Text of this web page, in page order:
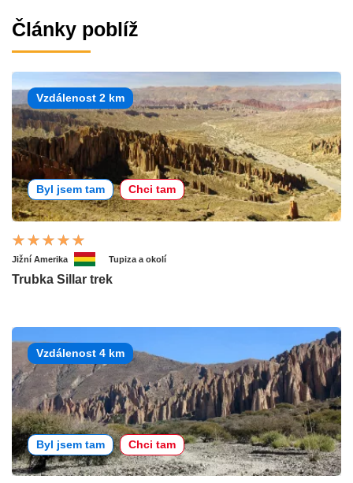
Články poblíž
Vzdálenost 2 km
Byl jsem tam Chci tam
Jižní Amerika Tupiza a okolí
Trubka Sillar trek
Vzdálenost 4 km
Byl jsem tam Chci tam